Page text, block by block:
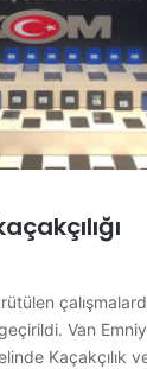
Van
Kaçakçılık